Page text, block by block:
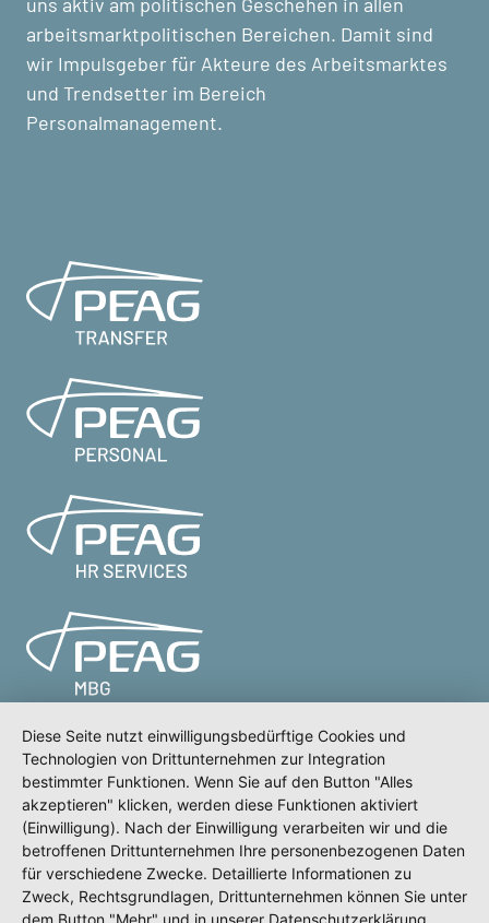
arbeitsmarktpolitischen Bereichen. Damit sind
wir Impulsgeber für Akteure des Arbeitsmarktes
und Trendsetter im Bereich
Personalmanagement.
Meldeportal Test
Impressum
Datenschutz
Erklärung zur Barrierefreiheit
Diese Seite nutzt einwilligungsbedürftige Cookies und
Technologien von Drittunternehmen zur Integration
bestimmter Funktionen. Wenn Sie auf den Button "Alles
akzeptieren" klicken, werden diese Funktionen aktiviert
(Einwilligung). Nach der Einwilligung verarbeiten wir und die
betroffenen Drittunternehmen Ihre personenbezogenen Daten
für verschiedene Zwecke. Detaillierte Informationen zu
Zweck, Rechtsgrundlagen, Drittunternehmen können Sie unter
dem Button "Mehr" und in unserer Datenschutzerklärung